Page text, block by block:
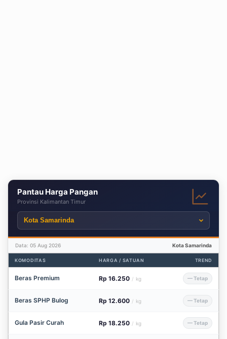
Pantau Harga Pangan
Provinsi Kalimantan Timur
Data: 05 Aug 2026 Kota Samarinda
KOMODITAS HARGA / SATUAN TREND
Beras Premium Rp 16.250 / kg — Tetap
Beras SPHP Bulog Rp 12.600 / kg — Tetap
Gula Pasir Curah Rp 18.250 / kg — Tetap